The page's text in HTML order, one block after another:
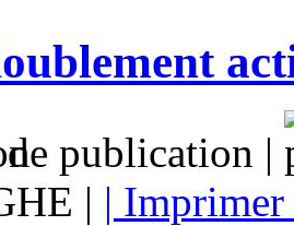
publication |
| | Imprimer